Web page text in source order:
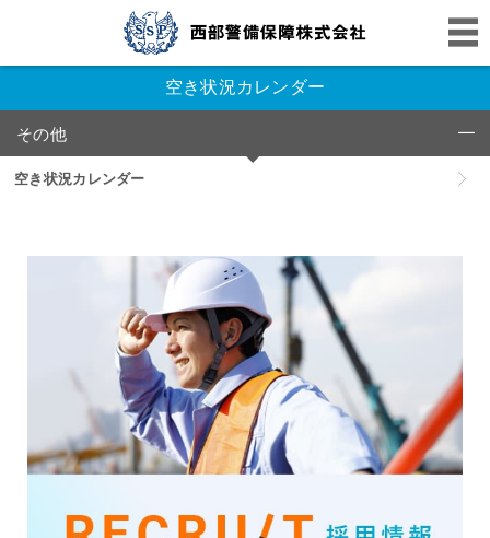
空き状況カレンダー
その他click to collapse contents
空き状況カレンダー